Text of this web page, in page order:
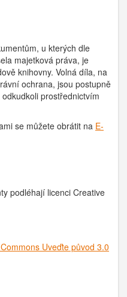
u kterých dle
majetková práva, je
knihovny. Volná díla, na
ochrana, jsou postupně
prostřednictvím
se můžete obrátit na E-
podléhají licenci Creative
Uveďte původ 3.0